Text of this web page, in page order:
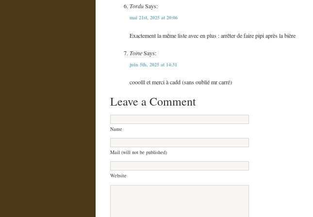
TorduSays:
mai 21st, 2025 at 20:06
Exactement la même liste avec en plus : arrêter de faire pipi après la bière
ToineSays:
juin 5th, 2025 at 14:31
cooolll et merci à cadd (sans oublié mr carré)
Leave a Comment
Name
Mail (will not be published)
Website